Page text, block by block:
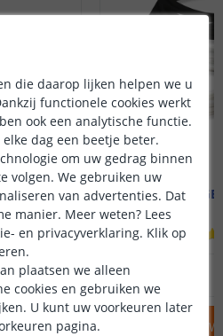
)
12,95
2,5 meter
OP VOORRAAD
IN
die daarop lijken helpen we u
functionele cookies werkt
ook een analytische functie.
dag een beetje beter.
om uw gedrag binnen
volgen. We gebruiken uw
van advertenties. Dat
manier. Meer weten? Lees
en privacyverklaring. Klik op
plaatsen we alleen
cookies en gebruiken we
U kunt uw voorkeuren later
pagina.